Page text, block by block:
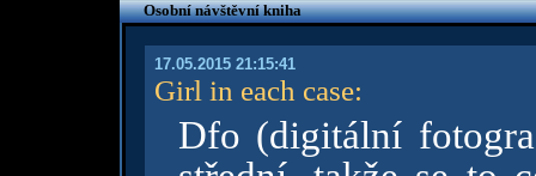
Osobní návštěvní kniha
17.05.2015 21:15:41
Girl in each case:
Dfo (digitální